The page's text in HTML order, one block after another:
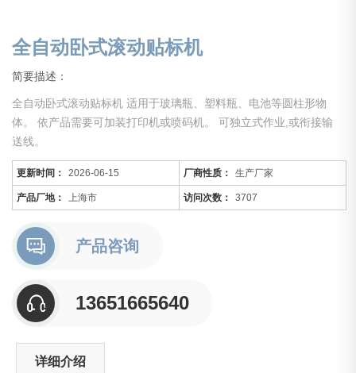
全自动卧式滚动贴标机
简要描述：
全自动卧式滚动贴标机 适用于玻璃瓶、塑料瓶、电池等圆柱形物
体。 依产品需要可加装打印机或喷码机。 可独立式作业,或衔接输
送线。
更新时间： 2026-06-15 厂商性质： 生产厂家
产品厂地： 上海市 访问次数： 3707
产品咨询
13651665640
详细介绍